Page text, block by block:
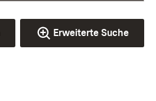
Erweiterte Suche